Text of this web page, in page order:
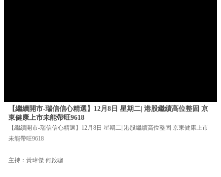
【繼續開市-瑞信信心精選】12月8日 星期二| 港股繼續高位整固 京
東健康上市未能帶旺9618
【繼續開市-瑞信信心精選】12月8日 星期二| 港股繼續高位整固 京東健康上市
未能帶旺9618
主持：黃瑋傑 何啟聰